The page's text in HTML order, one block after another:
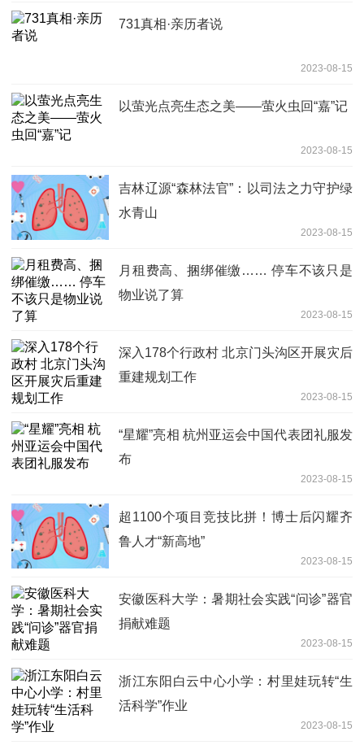
731真相·亲历者说
2023-08-15
以萤光点亮生态之美——萤火虫回“嘉”记
2023-08-15
吉林辽源“森林法官”：以司法之力守护绿
水青山
2023-08-15
月租费高、捆绑催缴…… 停车不该只是
物业说了算
2023-08-15
深入178个行政村 北京门头沟区开展灾后
重建规划工作
2023-08-15
“星耀”亮相 杭州亚运会中国代表团礼服发
布
2023-08-15
超1100个项目竞技比拼！博士后闪耀齐
鲁人才“新高地”
2023-08-15
安徽医科大学：暑期社会实践“问诊”器官
捐献难题
2023-08-15
浙江东阳白云中心小学：村里娃玩转“生
活科学”作业
2023-08-15